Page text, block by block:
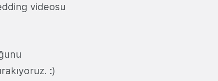
videosu
:)